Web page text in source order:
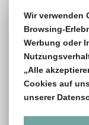
Wir verwenden
Browsing-
Werbung oder
„Alle
Cookies auf
unserer